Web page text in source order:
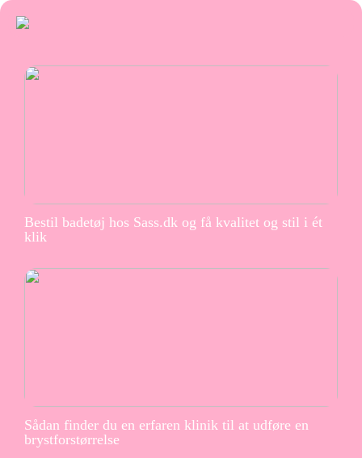
Bestil badetøj hos Sass.dk og få kvalitet og stil i ét
klik
Sådan finder du en erfaren klinik til at udføre en
brystforstørrelse